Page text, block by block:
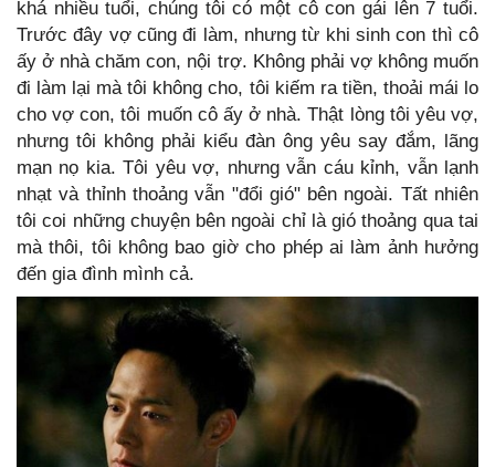
khá nhiều tuổi, chúng tôi có một cô con gái lên 7 tuổi.
Trước đây vợ cũng đi làm, nhưng từ khi sinh con thì cô
ấy ở nhà chăm con, nội trợ. Không phải vợ không muốn
đi làm lại mà tôi không cho, tôi kiếm ra tiền, thoải mái lo
cho vợ con, tôi muốn cô ấy ở nhà. Thật lòng tôi yêu vợ,
nhưng tôi không phải kiểu đàn ông yêu say đắm, lãng
mạn nọ kia. Tôi yêu vợ, nhưng vẫn cáu kỉnh, vẫn lạnh
nhạt và thỉnh thoảng vẫn "đổi gió" bên ngoài. Tất nhiên
tôi coi những chuyện bên ngoài chỉ là gió thoảng qua tai
mà thôi, tôi không bao giờ cho phép ai làm ảnh hưởng
đến gia đình mình cả.